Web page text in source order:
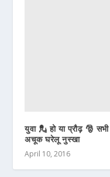
युवा 💂 हो या प्रौढ़ 🎅
अचूक घरेलू नुस्खा
April 10, 2016